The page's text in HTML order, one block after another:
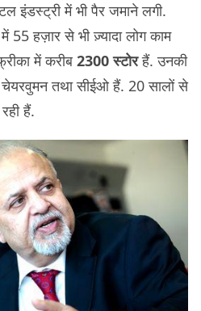
इंडस्ट्री में भी पैर जमाने लगी.
हज़ार से भी ज़्यादा लोग काम
में करीब 2300 स्टोरहैं. उनकी
तथा सीईओ हैं. 20 सालों से
हैं.